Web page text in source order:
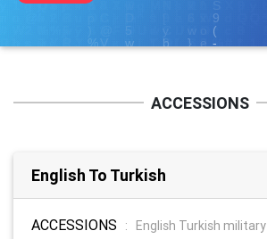
ACCESSIONS
English To Turkish
ACCESSIONS :
English Turkish military